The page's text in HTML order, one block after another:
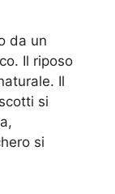
da un
Il riposo
Il
si
si